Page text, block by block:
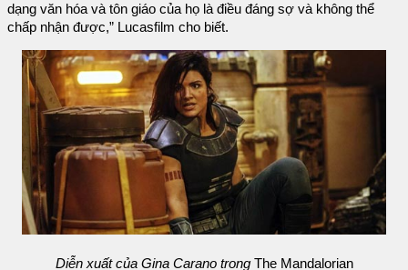
dạng văn hóa và tôn giáo của họ là điều đáng sợ và không thể
chấp nhận được,” Lucasfilm cho biết.
Diễn xuất của Gina Carano trong The Mandalorian